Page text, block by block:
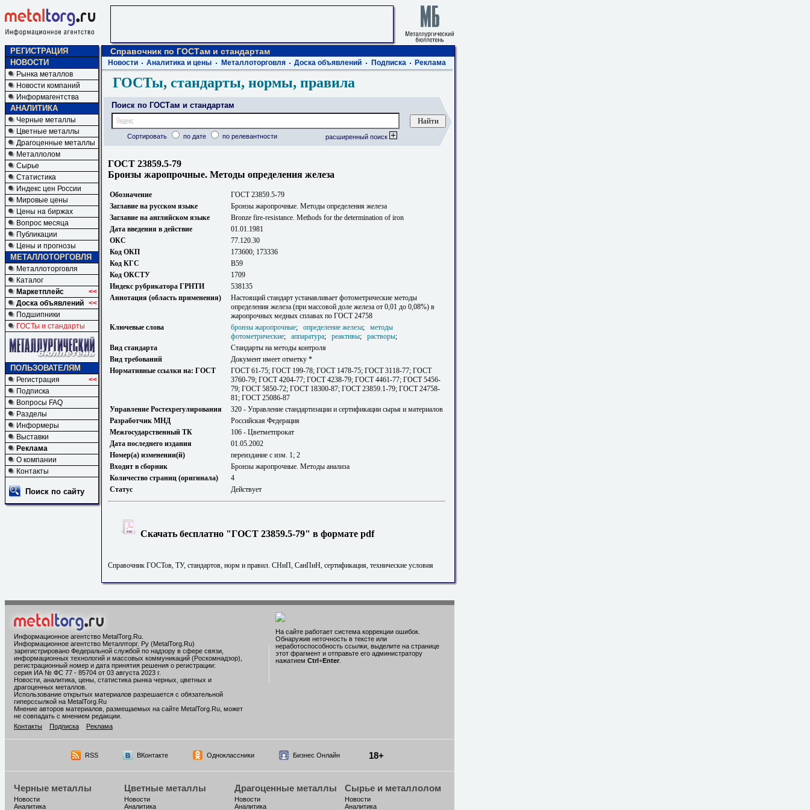
РЕГИСТРАЦИЯ
НОВОСТИ
Рынка металлов
Новости компаний
Информагентства
АНАЛИТИКА
Черные металлы
Цветные металлы
Драгоценные металлы
Металлолом
Сырье
Статистика
Индекс цен России
Мировые цены
Цены на биржах
Вопрос месяца
Публикации
Цены и прогнозы
МЕТАЛЛОТОРГОВЛЯ
Металлоторговля
Каталог
Маркетплейс
<<
Доска объявлений <<
Подшипники
ГОСТы и стандарты
ПОЛЬЗОВАТЕЛЯМ
Регистрация
<<
Подписка
Вопросы FAQ
Разделы
Информеры
Выставки
Реклама
О компании
Контакты
Поиск по сайту
Справочник по ГОСТам и стандартам
Новости Аналитика и цены Металлоторговля Доска объявлений Подписка Реклама
ГОСТы, стандарты, нормы, правила
Поиск по ГОСТам и стандартам
Сортировать по дате по релевантности расширенный поиск
ГОСТ 23859.5-79
Бронзы жаропрочные. Методы определения железа
Обозначение
ГОСТ 23859.5-79
Заглавие на русском языке
Бронзы жаропрочные. Методы определения железа
Заглавие на английском языке
Bronze fire-resistance. Methods for the determination of iron
Дата введения в действие
01.01.1981
ОКС
77.120.30
Код ОКП
173600; 173336
Код КГС
В59
Код ОКСТУ
1709
Индекс рубрикатора ГРНТИ
538135
Аннотация (область применения)
Настоящий стандарт устанавливает фотометрические методы
определения железа (при массовой доле железа от 0,01 до 0,08%) в
жаропрочных медных сплавах по ГОСТ 24758
Ключевые слова
бронзы жаропрочные; определение железа; методы
фотометрические; аппаратура; реактивы; растворы;
Вид стандарта
Стандарты на методы контроля
Вид требований
Документ имеет отметку *
Нормативные ссылки на: ГОСТ
ГОСТ 61-75; ГОСТ 199-78; ГОСТ 1478-75; ГОСТ 3118-77; ГОСТ
3760-79; ГОСТ 4204-77; ГОСТ 4238-79; ГОСТ 4461-77; ГОСТ 5456-
79; ГОСТ 5850-72; ГОСТ 18300-87; ГОСТ 23859.1-79; ГОСТ 24758-
81; ГОСТ 25086-87
Управление Ростехрегулирования
320 - Управление стандартизации и сертификации сырья и материалов
Разработчик МНД
Российская Федерация
Межгосударственный ТК
106 - Цветметпрокат
Дата последнего издания
01.05.2002
Номер(а) изменении(й)
переиздание с изм. 1; 2
Входит в сборник
Бронзы жаропрочные. Методы анализа
Количество страниц (оригинала)
4
Статус
Действует
Скачать бесплатно "ГОСТ 23859.5-79" в формате pdf
Справочник ГОСТов, ТУ, стандартов, норм и правил. СНиП, СанПиН, сертификация, технические условия
Информационное агентство MetalTorg.Ru
Информационное агентство Металлторг. Ру (MetalTorg.Ru)
зарегистрировано Федеральной службой по надзору в сфере связи,
информационных технологий и массовых коммуникаций (Роскомнадзор),
регистрационный номер и дата принятия решения о регистрации:
серия ИА № ФС 77 - 85704 от 03 августа 2023 г.
Новости, аналитика, цены, статистика рынка черных, цветных и
драгоценных металлов.
Использование открытых материалов разрешается с обязательной
гиперссылкой на MetalTorg.Ru
Мнение авторов материалов, размещаемых на сайте MetalTorg.Ru, может
не совпадать с мнением редакции.
Контакты
Подписка Реклама
На сайте работает система коррекции ошибок.
Обнаружив неточность в тексте или
неработоспособность ссылки, выделите на странице
этот фрагмент и отправьте его администратору
нажатием Ctrl+Enter
RSS ВКонтакте Одноклассники Бизнес Онлайн 18+
Черные металлы
Новости
Аналитика
Цветные металлы
Новости
Аналитика
Драгоценные металлы
Новости
Аналитика
Сырье и металлолом
Новости
Аналитика